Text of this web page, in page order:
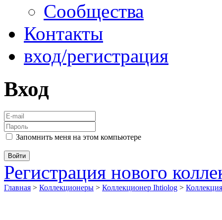
Сообщества
Контакты
вход/регистрация
Вход
Запомнить меня на этом компьютере
Регистрация нового
Главная > Коллекционеры > Коллекционер Ihtiolog >